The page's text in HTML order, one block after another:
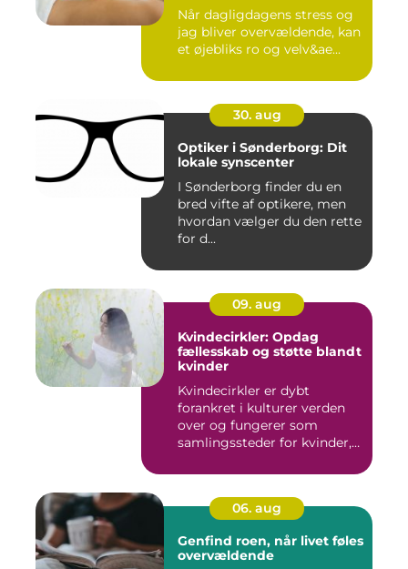
Når dagligdagens stress og
jag bliver overvældende, kan
et øjebliks ro og velv&ae...
30. aug
Optiker i Sønderborg: Dit
lokale synscenter
I Sønderborg finder du en
bred vifte af optikere, men
hvordan vælger du den rette
for d...
09. aug
Kvindecirkler: Opdag
fællesskab og støtte blandt
kvinder
Kvindecirkler er dybt
forankret i kulturer verden
over og fungerer som
samlingssteder for kvinder,
06. aug
Genfind roen, når livet føles
overvældende